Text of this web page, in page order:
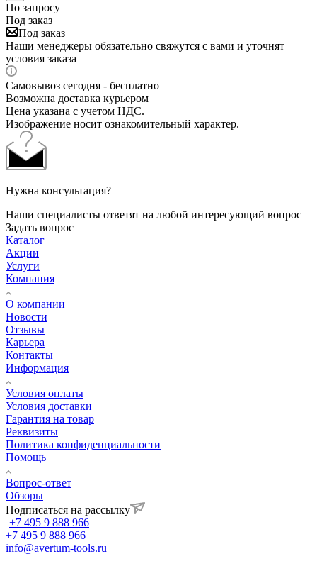
По запросу
Под заказ
Под заказ
Наши менеджеры обязательно свяжутся с вами и уточнят
условия заказа
Самовывоз сегодня - бесплатно
Возможна доставка курьером
Цена указана с учетом НДС.
Изображение носит ознакомительный характер.
Нужна консультация?
Наши специалисты ответят на любой интересующий вопрос
Задать вопрос
Каталог
Акции
Услуги
Компания
О компании
Новости
Отзывы
Карьера
Контакты
Информация
Условия оплаты
Условия доставки
Гарантия на товар
Реквизиты
Политика конфиденциальности
Помощь
Вопрос-ответ
Обзоры
Подписаться на рассылку
+7 495 9 888 966
+7 495 9 888 966
info@avertum-tools.ru